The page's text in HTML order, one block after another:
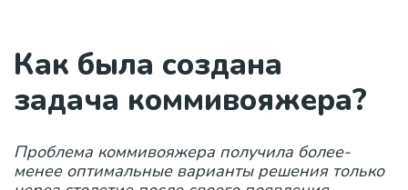
Как была создана
задача коммивояжера?
Проблема коммивояжера получила более-
менее оптимальные варианты решения только